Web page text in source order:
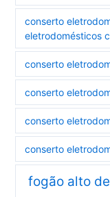
conserto
eletrodomésticos
conserto
conserto
conserto
conserto
fogão alto